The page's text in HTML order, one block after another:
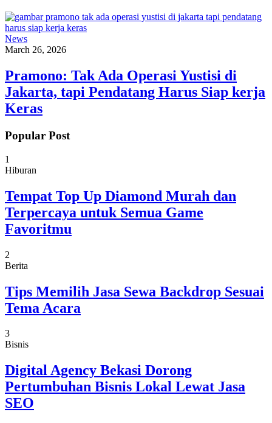
News
March 26, 2026
Pramono: Tak Ada Operasi Yustisi di
Jakarta, tapi Pendatang Harus Siap kerja
Keras
Popular Post
1
Hiburan
Tempat Top Up Diamond Murah dan
Terpercaya untuk Semua Game
Favoritmu
2
Berita
Tips Memilih Jasa Sewa Backdrop Sesuai
Tema Acara
3
Bisnis
Digital Agency Bekasi Dorong
Pertumbuhan Bisnis Lokal Lewat Jasa
SEO